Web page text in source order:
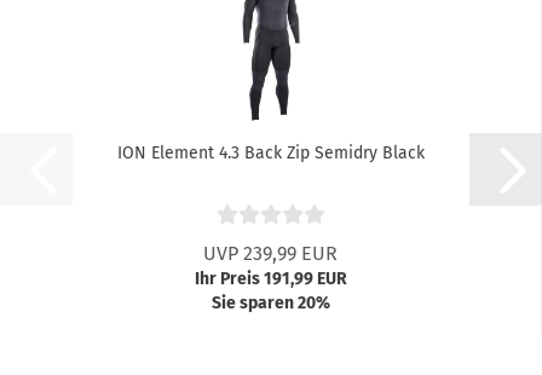
ION Element 4.3 Back Zip Semidry Black
UVP 239,99 EUR
Ihr Preis 191,99 EUR
Sie sparen 20%